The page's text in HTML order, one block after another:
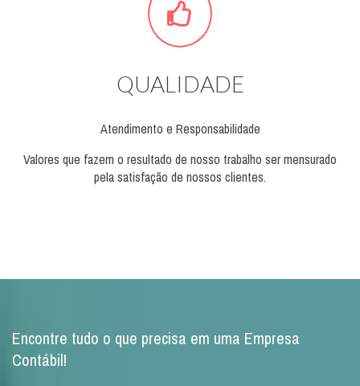
QUALIDADE
Atendimento e Responsabilidade
Valores que fazem o resultado de nosso trabalho ser mensurado
pela satisfação de nossos clientes.
Encontre tudo o que precisa em uma Empresa
Contábil!